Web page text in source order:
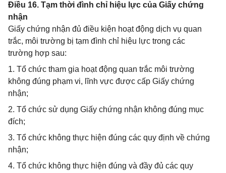
Điều 16. Tạm thời đình chỉ hiệu lực của Giấy chứng
nhận
Giấy chứng nhận đủ điều kiện hoạt động dịch vụ quan
trắc, môi trường bị tạm đình chỉ hiệu lực trong các
trường hợp sau:
1. Tổ chức tham gia hoạt động quan trắc môi trường
không đúng phạm vi, lĩnh vực được cấp Giấy chứng
nhận;
2. Tổ chức sử dụng Giấy chứng nhận không đúng mục
đích;
3. Tổ chức không thực hiện đúng các quy định về chứng
nhận;
4. Tổ chức không thực hiện đúng và đầy đủ các quy